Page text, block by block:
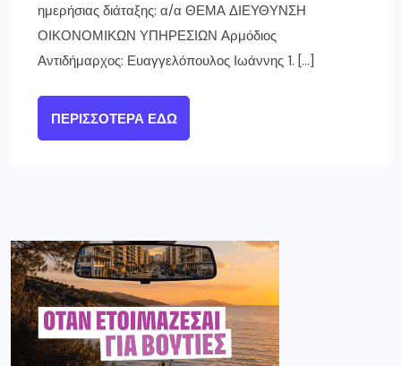
ημερήσιας διάταξης: α/α ΘΕΜΑ ΔΙΕΥΘΥΝΣΗ
ΟΙΚΟΝΟΜΙΚΩΝ ΥΠΗΡΕΣΙΩΝ Αρμόδιος
Αντιδήμαρχος: Ευαγγελόπουλος Ιωάννης 1. […]
ΠΕΡΙΣΣΌΤΕΡΑ ΕΔΏ